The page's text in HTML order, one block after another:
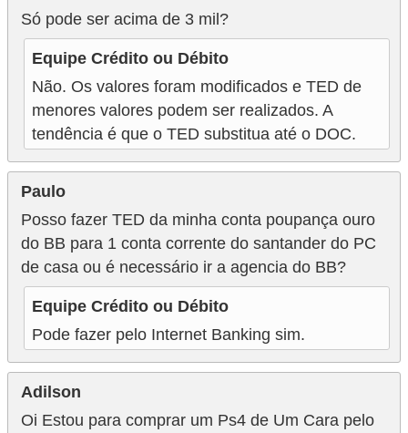
Só pode ser acima de 3 mil?
Equipe Crédito ou Débito
Não. Os valores foram modificados e TED de
menores valores podem ser realizados. A
tendência é que o TED substitua até o DOC.
Paulo
Posso fazer TED da minha conta poupança ouro
do BB para 1 conta corrente do santander do PC
de casa ou é necessário ir a agencia do BB?
Equipe Crédito ou Débito
Pode fazer pelo Internet Banking sim.
Adilson
Oi Estou para comprar um Ps4 de Um Cara pelo
r
e
n
d
a
N
e
g
o
c
i
a
ç
ã
o